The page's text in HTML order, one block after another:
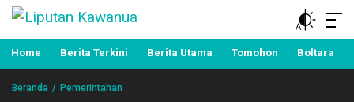
Liputan Kawanua
Berita Manado, Sulawesi Utara, Kawanua, Politik,
Pemerintahan, Hukum Kriminal dan Nasional
Home Berita Terkini Berita Utama Tomohon Boltara
Beranda Pemerintahan